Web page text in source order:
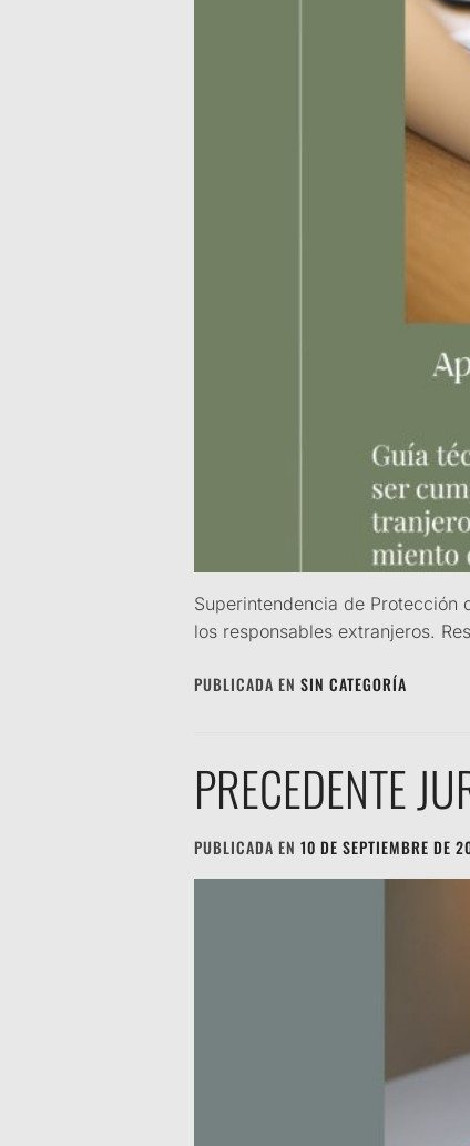
Superintendencia de
los responsables extranjeros.
PUBLICADA EN SIN CATEGORÍA
PRECEDENTE
PUBLICADA EN 10 DE SEPTIEMBRE DE